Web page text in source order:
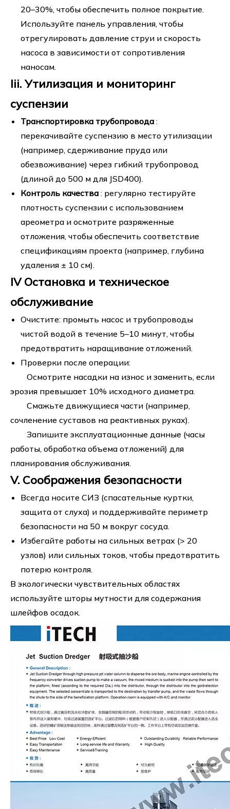
20–30%, чтобы обеспечить полное покрытие.
Используйте панель управления, чтобы
отрегулировать давление струи и скорость
насоса в зависимости от сопротивления
наносам.
Iii. Утилизация и мониторинг
суспензии
Транспортировка трубопровода :
перекачивайте суспензию в место утилизации
(например, сдерживание пруда или
обезвоживание) через гибкий трубопровод
(длиной до 500 м для JSD400).
Контроль качества : регулярно тестируйте
плотность суспензии с использованием
ареометра и осмотрите разряженные
отложения, чтобы обеспечить соответствие
спецификациям проекта (например, глубина
удаления ± 10 см).
IV Остановка и техническое
обслуживание
Очистите: промыть насос и трубопроводы
чистой водой в течение 5–10 минут, чтобы
предотвратить наращивание отложений.
Проверки после операции:
Осмотрите насадки на износ и заменить, если
эрозия превышает 10% исходного диаметра.
Смажьте движущиеся части (например,
сочленение суставов на реактивных руках).
Запишите эксплуатационные данные (часы
работы, обработка объема отложений) для
планирования обслуживания.
V. Соображения безопасности
Всегда носите СИЗ (спасательные куртки,
защита от слуха) и поддерживайте периметр
безопасности на 50 м вокруг сосуда.
Избегайте работы на сильных ветрах (> 20
узлов) или сильных токов, чтобы предотвратить
потерю контроля.
В экологически чувствительных областях
используйте шторы мутности для содержания
шлейфов осадок.